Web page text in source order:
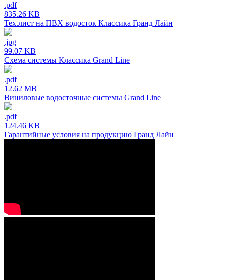
.pdf
835.26 KB
Тех.лист на ПВХ водосток Классика Гранд Лайн
.jpg
99.07 KB
Схема системы Классика Grand Line
.pdf
12.62 MB
Виниловые водосточные системы Grand Line
.pdf
124.46 KB
Гарантийные условия на продукцию Гранд Лайн